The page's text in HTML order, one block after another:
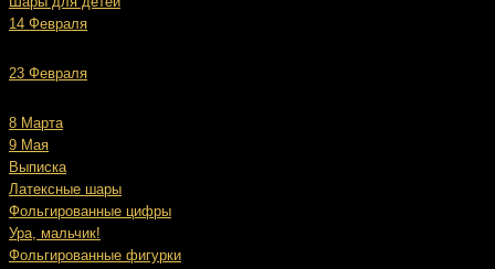
14 Февраля
23 Февраля
8 Марта
9 Мая
Выписка
Латексные шары
Фольгированные цифры
Ура, мальчик!
Фольгированные фигурки